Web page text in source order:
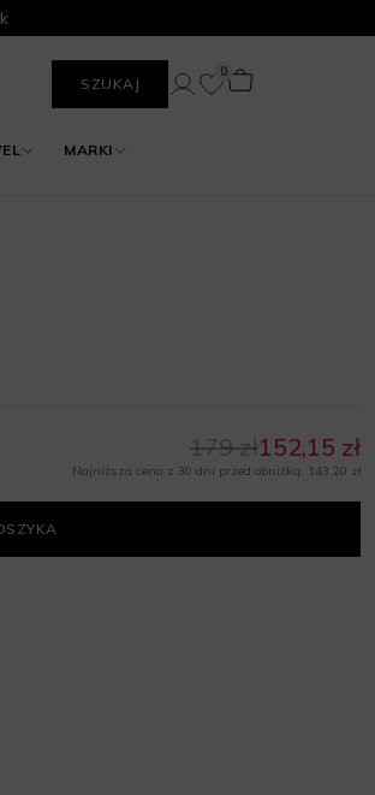
SZUKAJ
MARKI
0
152,15 zł
179 zł
Najniższa cena z 30 dni przed obniżką: 143,20 zł